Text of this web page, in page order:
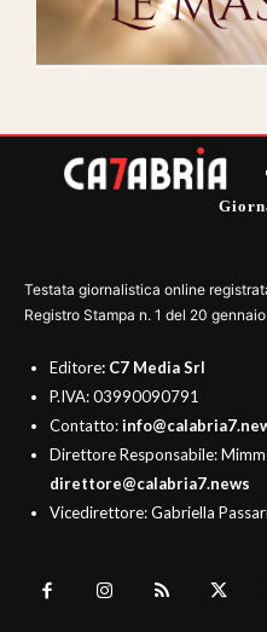
Testata giornalistica online
Registro Stampa n. 1 del 20
Editore: C7 Media Srl
P.IVA: 03990090791
Contatto:
Direttore Responsabile:
direttore@calabria7.news
Vicedirettore: Gabriella